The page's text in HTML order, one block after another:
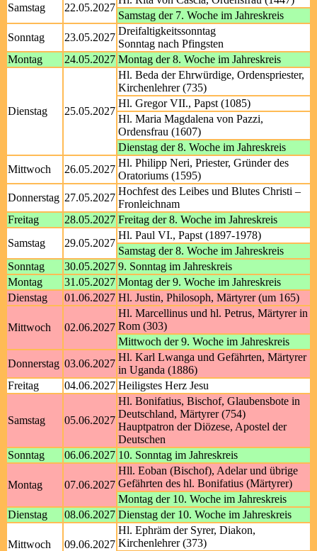
Samstag
22.05.2027
Samstag der 7. Woche im Jahreskreis
Sonntag
23.05.2027
Dreifaltigkeitssonntag
Sonntag nach Pfingsten
Montag
24.05.2027 Montag der 8. Woche im Jahreskreis
Dienstag 25.05.2027
Hl. Beda der Ehrwürdige, Ordenspriester,
Kirchenlehrer (735)
Hl. Gregor VII., Papst (1085)
Hl. Maria Magdalena von Pazzi,
Ordensfrau (1607)
Dienstag der 8. Woche im Jahreskreis
Mittwoch
26.05.2027
Hl. Philipp Neri, Priester, Gründer des
Oratoriums (1595)
Donnerstag 27.05.2027
Hochfest des Leibes und Blutes Christi –
Fronleichnam
Freitag
28.05.2027 Freitag der 8. Woche im Jahreskreis
Samstag
29.05.2027
Hl. Paul VI., Papst (1897-1978)
Samstag der 8. Woche im Jahreskreis
Sonntag
30.05.2027 9. Sonntag im Jahreskreis
Montag
31.05.2027 Montag der 9. Woche im Jahreskreis
Dienstag
01.06.2027 Hl. Justin, Philosoph, Märtyrer (um 165)
Mittwoch 02.06.2027
Hl. Marcellinus und hl. Petrus, Märtyrer in
Rom (303)
Mittwoch der 9. Woche im Jahreskreis
Donnerstag 03.06.2027
Hl. Karl Lwanga und Gefährten, Märtyrer
in Uganda (1886)
Freitag
04.06.2027 Heiligstes Herz Jesu
Samstag 05.06.2027
Hl. Bonifatius, Bischof, Glaubensbote in
Deutschland, Märtyrer (754)
Hauptpatron der Diözese, Apostel der
Deutschen
Sonntag
06.06.2027 10. Sonntag im Jahreskreis
Montag 07.06.2027
Hll. Eoban (Bischof), Adelar und übrige
Gefährten des hl. Bonifatius (Märtyrer)
Montag der 10. Woche im Jahreskreis
Dienstag
08.06.2027 Dienstag der 10. Woche im Jahreskreis
Mittwoch 09.06.2027
Hl. Ephräm der Syrer, Diakon,
Kirchenlehrer (373)